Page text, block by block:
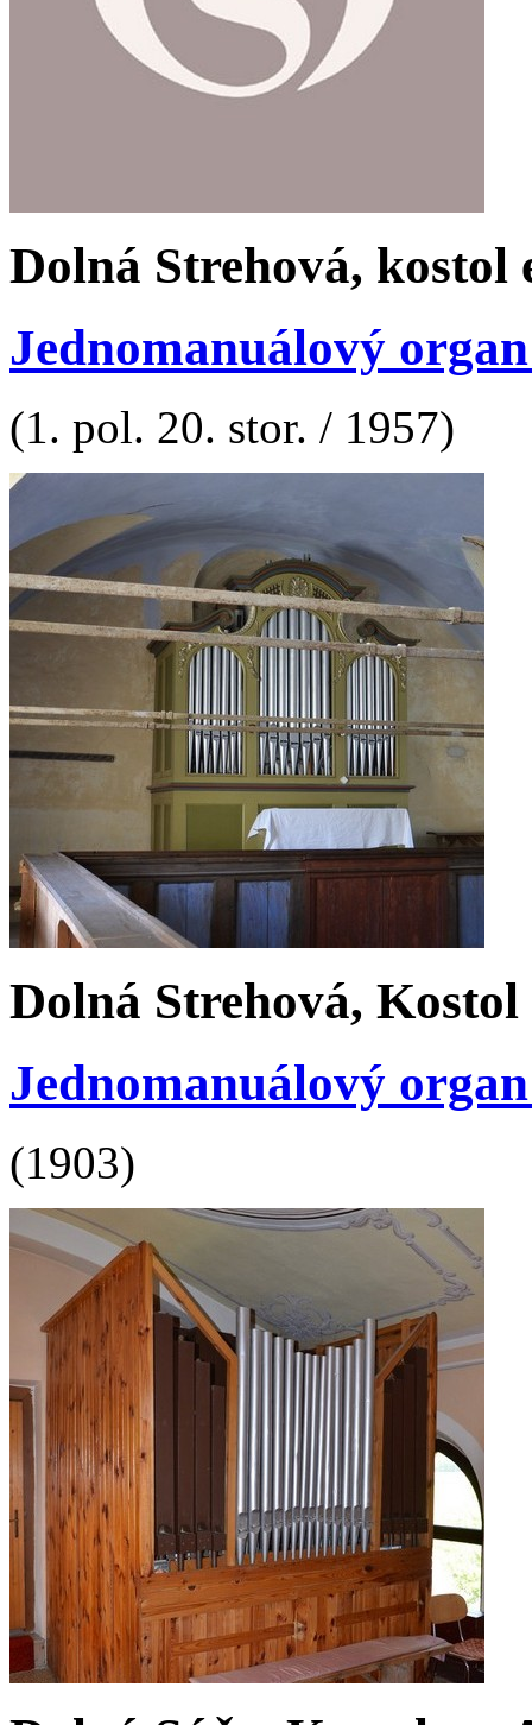
Dolná Strehová, kostol
Jednomanuálový
(1. pol. 20. stor. / 1957)
Dolná Strehová,
Jednomanuálový
(1903)